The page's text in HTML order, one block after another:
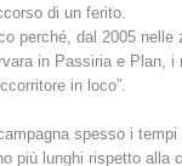
Rapporti
Formazione
di un ferito.
perché, dal 2005
in Passiria e Plan, i
in loco”.
spesso i
più lunghi rispetto alla